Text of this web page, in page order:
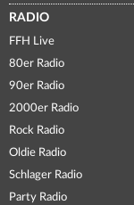
RADIO
FFH Live
80er Radio
90er Radio
2000er Radio
Rock Radio
Oldie Radio
Schlager Radio
Party Radio